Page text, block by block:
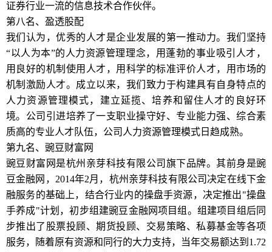
证券行业一流的信息技术合作伙伴。
第八名、盈透股配
我们认为，优秀的人才是企业发展的第一推动力。我们坚持
“以人为本”的人力资源管理理念，用蓬勃的事业吸引人才，
用良好的机制使用人才，用科学的标准评价人才，用市场的
机制激励人才。成立以来，我们致力于构建具有自身特点的
人力资源管理模式，建立延揽、培养和留住人才的良好环
境。公司引进培养了一支职业操守好、专业能力强、综合素
质高的专业人才队伍，公司人力资源管理模式日趋成熟。
第九名、豌豆财富网
豌豆财富网是杭州亲芽科技有限公司旗下品牌。其前身是豌
豆金融网，2014年2月，杭州亲芽科技有限公司决定在线下金
融服务的基础上，结合行业内的操盘手资源，决定推出"操盘
手养成"计划，初步组建豌豆金融网项目组。组建项目组后同
步推出了股票投顾、期货投顾、交易策略、私募基金等各项
服务，随着原有资源和同行的大力支持，当年交易额达到1.72